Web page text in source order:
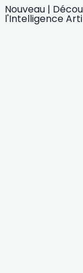
Nouveau |
l'Intelligence